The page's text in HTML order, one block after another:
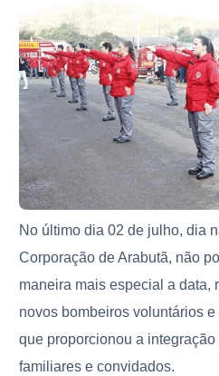
No último dia 02 de julho, dia
Corporação de Arabutã, não
maneira mais especial a data,
novos bombeiros voluntários
que proporcionou a
familiares e convidados.